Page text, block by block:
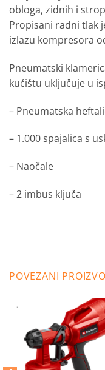
obloga, zidnih i
Propisani radni tlak
izlazu kompresora
Pneumatski
kućištu uključuje u
– Pneumatska
– 1.000 spajalica s
– Naočale
– 2 imbus ključa
POVEZANI